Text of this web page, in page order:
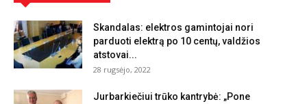
Skandalas: elektros gamintojai nori
parduoti elektrą po 10 centų, valdžios
atstovai...
28 rugsėjo, 2022
Jurbarkiečiui trūko kantrybė: „Pone